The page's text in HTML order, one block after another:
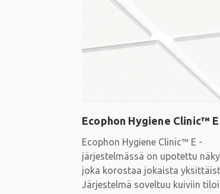
Ecophon Hygiene Clinic™ E
Ecophon Hygiene Clinic™ E -
järjestelmässä on upotettu
joka korostaa jokaista
Järjestelmä soveltuu kuiviin